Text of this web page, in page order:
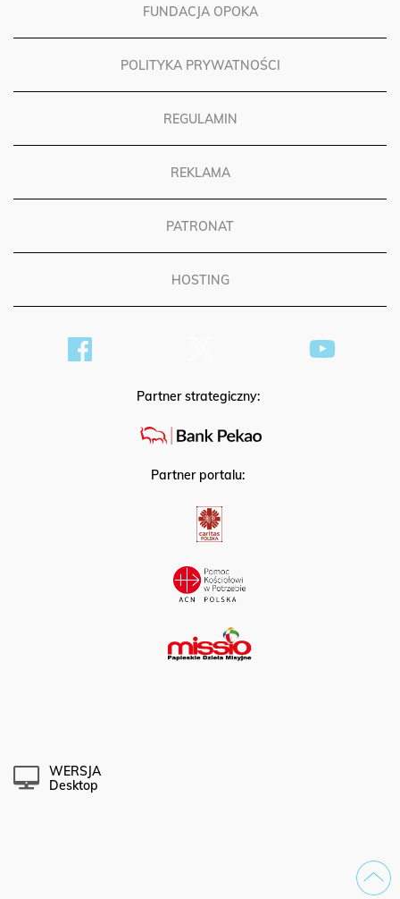
FUNDACJA OPOKA
POLITYKA PRYWATNOŚCI
REGULAMIN
REKLAMA
PATRONAT
HOSTING
Partner strategiczny:
Partner portalu:
WERSJA
Desktop